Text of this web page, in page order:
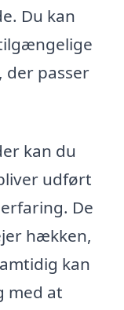
Du kan
passer
kan du
udført
De
hækken,
kan
med at